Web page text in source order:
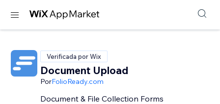
Verificada por Wix
Document Upload
PorFolioReady.com
Document & File Collection Forms